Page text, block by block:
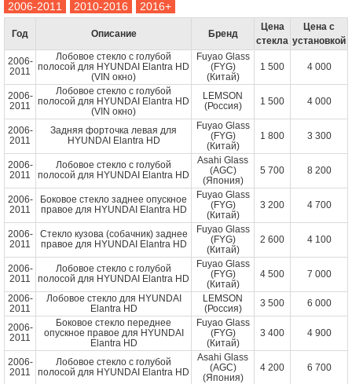
Год Описание Бренд
Цена
стекла
Цена с
установкой
2006-
2011
Лобовое стекло с голубой
полосой для HYUNDAI Elantra HD
(VIN окно)
Fuyao Glass
(FYG)
(Китай)
1 500 4 000
2006-
2011
Лобовое стекло с голубой
полосой для HYUNDAI Elantra HD
(VIN окно)
LEMSON
(Россия)
1 500 4 000
2006-
2011
Задняя форточка левая для
HYUNDAI Elantra HD
Fuyao Glass
(FYG)
(Китай)
1 800 3 300
2006-
2011
Лобовое стекло с голубой
полосой для HYUNDAI Elantra HD
Asahi Glass
(AGC)
(Япония)
5 700 8 200
2006-
2011
Боковое стекло заднее опускное
правое для HYUNDAI Elantra HD
Fuyao Glass
(FYG)
(Китай)
3 200 4 700
2006-
2011
Стекло кузова (собачник) заднее
правое для HYUNDAI Elantra HD
Fuyao Glass
(FYG)
(Китай)
2 600 4 100
2006-
2011
Лобовое стекло с голубой
полосой для HYUNDAI Elantra HD
Fuyao Glass
(FYG)
(Китай)
4 500 7 000
2006-
2011
Лобовое стекло для HYUNDAI
Elantra HD
LEMSON
(Россия)
3 500 6 000
2006-
2011
Боковое стекло переднее
опускное правое для HYUNDAI
Elantra HD
Fuyao Glass
(FYG)
(Китай)
3 400 4 900
2006-
2011
Лобовое стекло с голубой
полосой для HYUNDAI Elantra HD
Asahi Glass
(AGC)
(Япония)
4 200 6 700